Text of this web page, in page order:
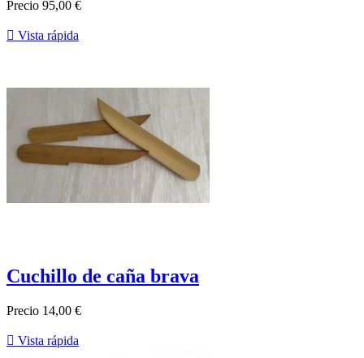
Precio 95,00 €
 Vista rápida
Cuchillo de caña brava
Precio 14,00 €
 Vista rápida